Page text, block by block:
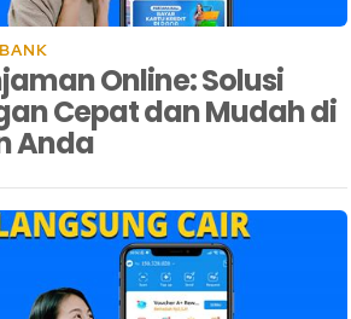
Online: Solusi
Cepat dan Mudah di
Anda